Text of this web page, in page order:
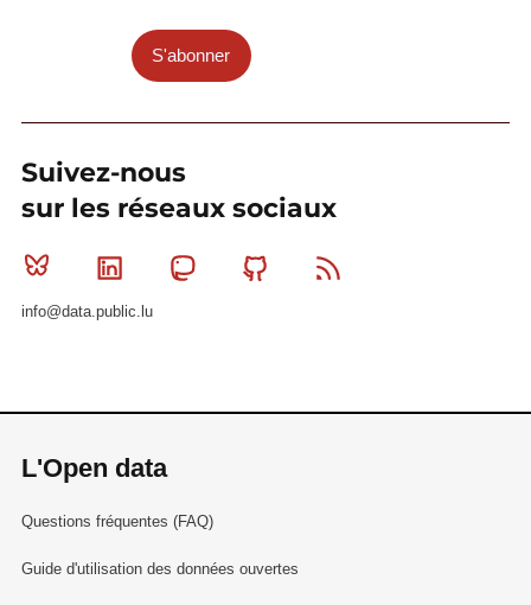
S'abonner
Suivez-nous
sur les réseaux sociaux
Bluesky Linkedin MastodonGithub
info@data.public.lu
L'Open data
Questions fréquentes (FAQ)
Guide d'utilisation des données ouvertes